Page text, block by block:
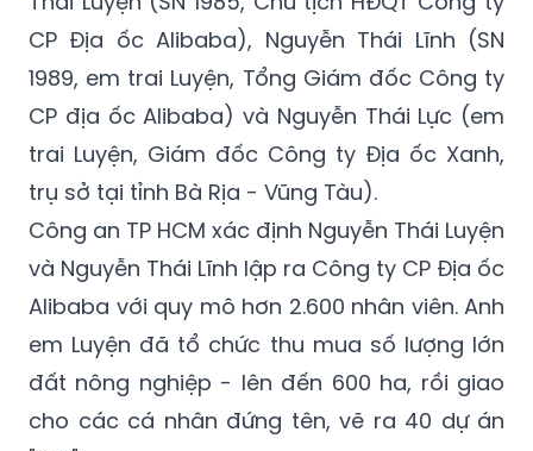
1989, em trai Luyện, Tổng Giám đốc Công ty
CP địa ốc Alibaba) và Nguyễn Thái Lực (em
trai Luyện, Giám đốc Công ty Địa ốc Xanh,
trụ sở tại tỉnh Bà Rịa - Vũng Tàu).
Công an TP HCM xác định Nguyễn Thái Luyện
và Nguyễn Thái Lĩnh lập ra Công ty CP Địa ốc
Alibaba với quy mô hơn 2.600 nhân viên. Anh
em Luyện đã tổ chức thu mua số lượng lớn
đất nông nghiệp - lên đến 600 ha, rồi giao
cho các cá nhân đứng tên, vẽ ra 40 dự án
"ma".
Cụ thể, Luyện ra lệnh cho nhân viên lập 29